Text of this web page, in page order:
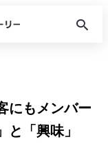
にもメンバー
「興味」